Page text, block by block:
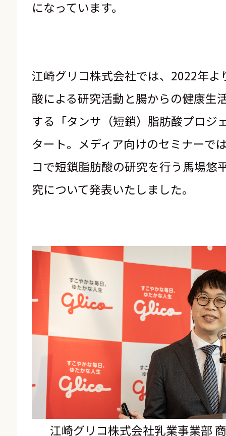
になっています。
江崎グリコ株式会社では、2022年よ
酸による研究活動と腸からの健康生
する「タンサ（短鎖）脂肪酸プロジ
タート。メディア向けのセミナーで
コで短鎖脂肪酸の研究を行う馬場悠
究について発表いたしました。
江崎グリコ株式会社乳業事業部